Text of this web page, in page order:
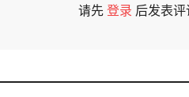
请先登录 后发表